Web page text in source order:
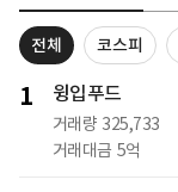
전체 코스피
1 윙입푸드
거래량 325,733
거래대금 5억